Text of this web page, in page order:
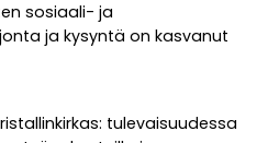
sosiaali- ja
ja kysyntä on kasvanut
tulevaisuudessa